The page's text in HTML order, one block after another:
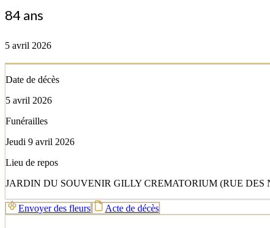
84 ans
5 avril 2026
Date de décès
5 avril 2026
Funérailles
Jeudi 9 avril 2026
Lieu de repos
JARDIN DU SOUVENIR GILLY CREMATORIUM (RUE DES
Envoyer des fleurs Acte de décès